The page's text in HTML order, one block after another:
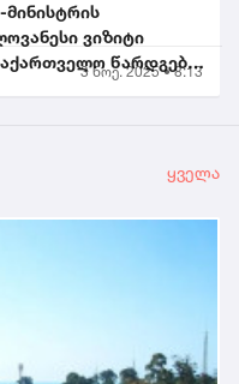
მინისტრის
ვიზიტი
წარდგება
3 ნოე. 2025 • 8:13
ყველა